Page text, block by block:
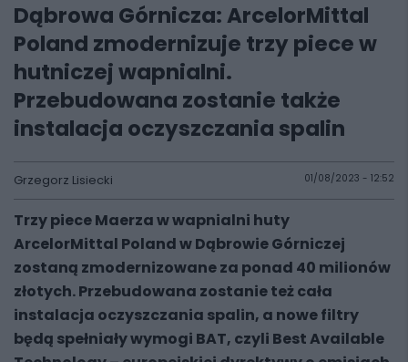
Dąbrowa Górnicza: ArcelorMittal
Poland zmodernizuje trzy piece w
hutniczej wapnialni.
Przebudowana zostanie także
instalacja oczyszczania spalin
Grzegorz Lisiecki 01/08/2023 - 12:52
Trzy piece Maerza w wapnialni huty
ArcelorMittal Poland w Dąbrowie Górniczej
zostaną zmodernizowane za ponad 40 milionów
złotych. Przebudowana zostanie też cała
instalacja oczyszczania spalin, a nowe filtry
będą spełniały wymogi BAT, czyli Best Available